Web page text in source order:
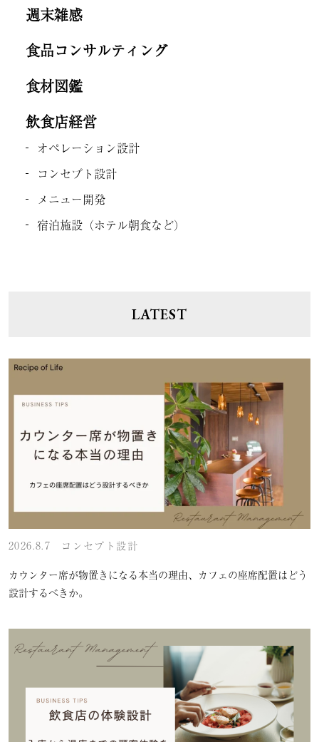
週末雑感
食品コンサルティング
食材図鑑
飲食店経営
オペレーション設計
コンセプト設計
メニュー開発
宿泊施設（ホテル朝食など）
LATEST
2026.8.7 コンセプト設計
カウンター席が物置きになる本当の理由、カフェの座席配置はどう
設計するべきか。